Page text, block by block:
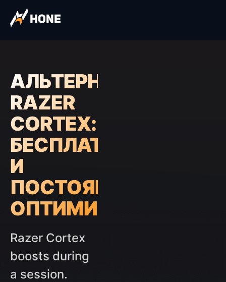
АЛЬТЕРНАТИВА
RAZER
CORTEX:
БЕСПЛАТНАЯ
И
ПОСТОЯННАЯ
ОПТИМИЗАЦИЯ
Razer Cortex
boosts during
a session.